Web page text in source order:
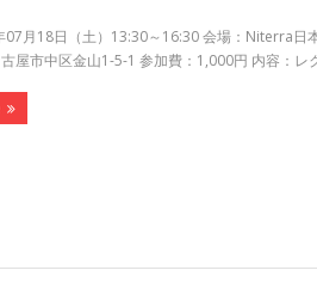
07月18日（土）13:30～16:30 会場：Niterra日
屋市中区金山1-5-1 参加費：1,000円 内容：レ